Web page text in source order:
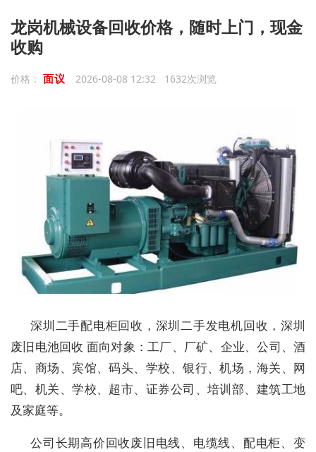
龙岗机械设备回收价格，随时上门，现金
收购
价格： 面议 2026-08-08 12:32 1632次浏览
深圳二手配电柜回收，深圳二手发电机回收，深圳
废旧电池回收 面向对象：工厂、厂矿、企业、公司、酒
店、商场、宾馆、码头、学校、银行、机场，海关、网
吧、机关、学校、超市、证券公司、培训部、建筑工地
及家庭等。
公司长期高价回收废旧电线、电缆线、配电柜、变